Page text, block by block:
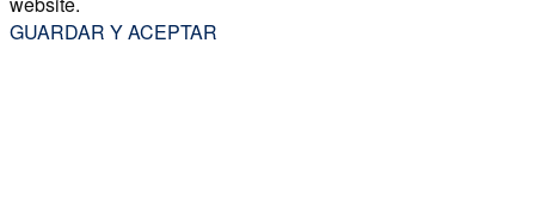
GUARDAR Y ACEPTAR